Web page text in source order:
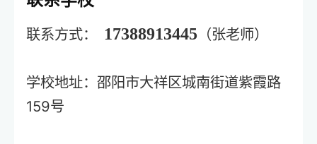
联系方式： 17388913445 （张老师）
学校地址：邵阳市大祥区城南街道紫霞路
159号